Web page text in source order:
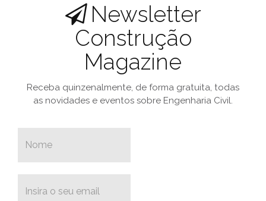
Newsletter
Construção
Magazine
Receba quinzenalmente, de forma gratuita, todas
as novidades e eventos sobre Engenharia Civil.